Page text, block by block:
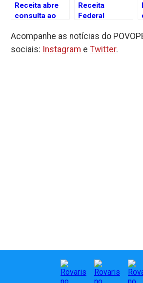
Receita abre
consulta ao
de restituição
do IR 2023
Receita
Federal
eletrônico
com Ferrari de
Acompanhe as notícias do
sociais: Instagram eTwitter.